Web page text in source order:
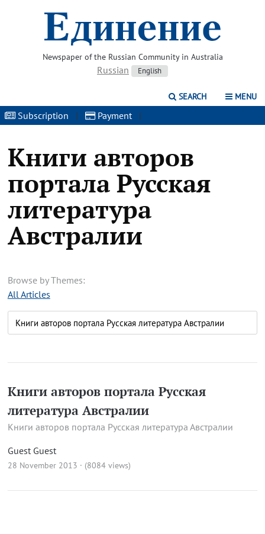
Newspaper of the Russian Community in Australia
Russian English
SEARCH MENU
Subscription | Payment |
Книги авторов
портала Русская
литература
Австралии
Browse by Themes:
All Articles
Книги авторов портала Русская
литература Австралии
Книги авторов портала Русская литература Австралии
Guest Guest
28 November 2013 · (8084 views)